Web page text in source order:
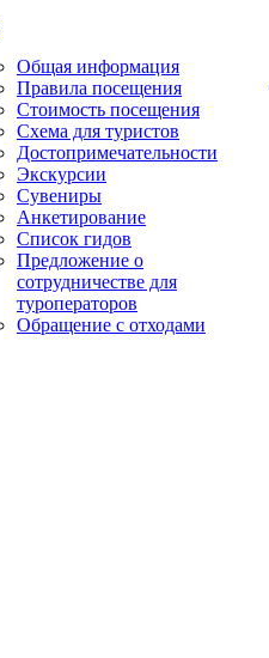
Общая информация
Правила посещения
Стоимость посещения
Схема для туристов
Достопримечательности
Экскурсии
Сувениры
Анкетирование
Список гидов
Предложение о
сотрудничестве для
туроператоров
Обращение с отходами